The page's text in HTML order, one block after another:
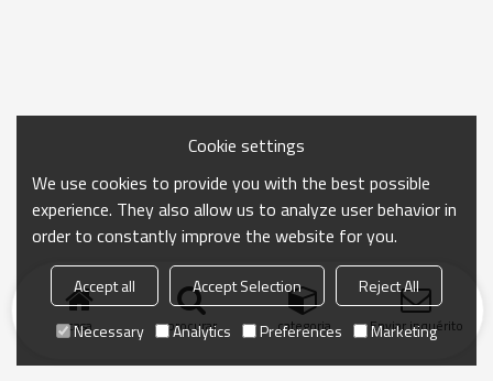
casa procurar categoria Enviar inquérito
Cookie settings
We use cookies to provide you with the best possible
experience. They also allow us to analyze user behavior in
order to constantly improve the website for you.
Accept all Accept Selection
Reject All
Necessary
Analytics Preferences Marketing